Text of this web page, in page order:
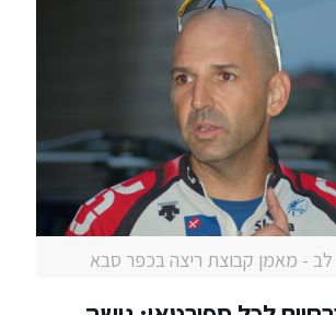
- מאמן קבוצת ריצה בכפר סבא